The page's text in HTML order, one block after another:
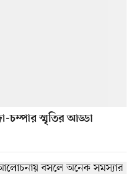
চম্পার স্মৃতির আড্ডা